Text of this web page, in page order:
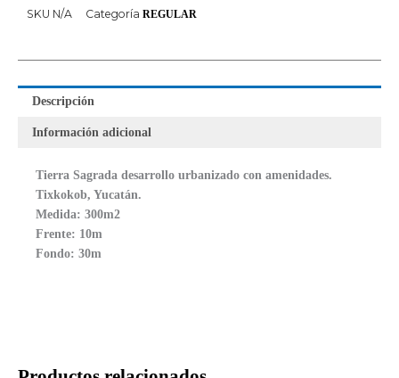
SKU N/A Categoría REGULAR
Descripción
Información adicional
Tierra Sagrada desarrollo urbanizado con amenidades.
Tixkokob, Yucatán.
Medida: 300m2
Frente: 10m
Fondo: 30m